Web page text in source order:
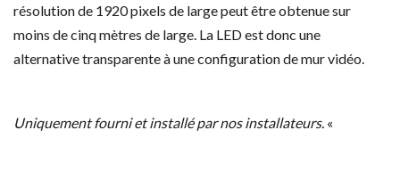
résolution de 1920 pixels de large peut être obtenue sur
moins de cinq mètres de large. La LED est donc une
alternative transparente à une configuration de mur vidéo.
Uniquement fourni et installé par nos installateurs. «